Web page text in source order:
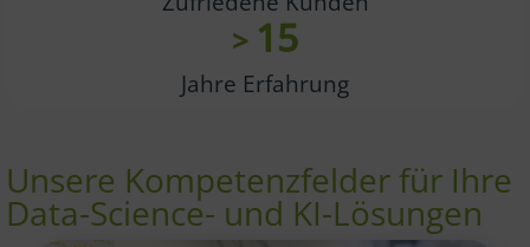
> 15
Jahre Erfahrung
Unsere Kompetenzfelder für Ihre
Data-Science- und KI-Lösungen